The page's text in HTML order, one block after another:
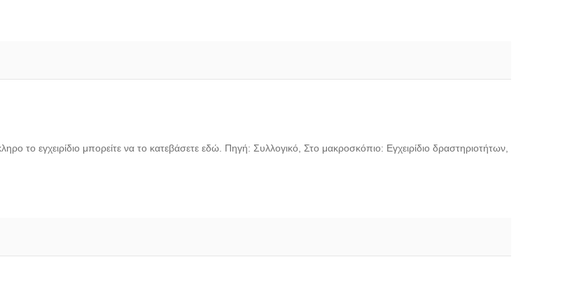
το εγχειρίδιο μπορείτε να το κατεβάσετε εδώ. Πηγή: Συλλογικό, Στο μακροσκόπιο: Εγχειρίδιο δραστηριοτήτων,